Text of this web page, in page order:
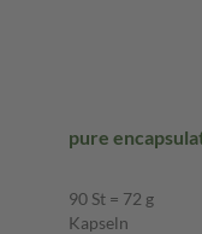
pure
90 St = 72 g
Kapseln